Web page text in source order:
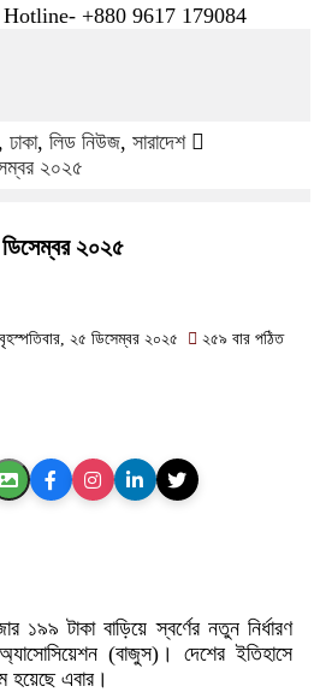
Hotline- +880 9617 179084
, ঢাকা, লিড নিউজ, সারাদেশ
২০২৫
২০২৫
২৫ ডিসেম্বর ২০২৫
২৫৯ বার পঠিত
১৯৯ টাকা বাড়িয়ে স্বর্ণের নতুন নির্ধারণ
(বাজুস)। দেশের ইতিহাসে
হয়েছে এবার।